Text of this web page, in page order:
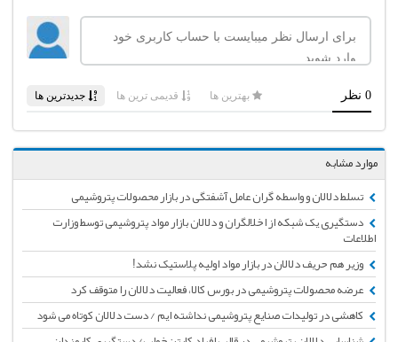
موارد مشابه
تسلط دلالان و واسطه گران عامل آشفتگی در بازار محصولات پتروشیمی
دستگیری یک شبکه از اخلالگران و دلالان بازار مواد پتروشیمی توسط وزارت
اطلاعات
وزیر هم حریف دلالان در بازار مواد اولیه پلاستیک نشد!
عرضه محصولات پتروشیمی در بورس كالا، فعالیت دلالان را متوقف کرد
کاهشی در تولیدات صنایع پتروشیمی نداشته ایم / دست دلالان کوتاه می شود